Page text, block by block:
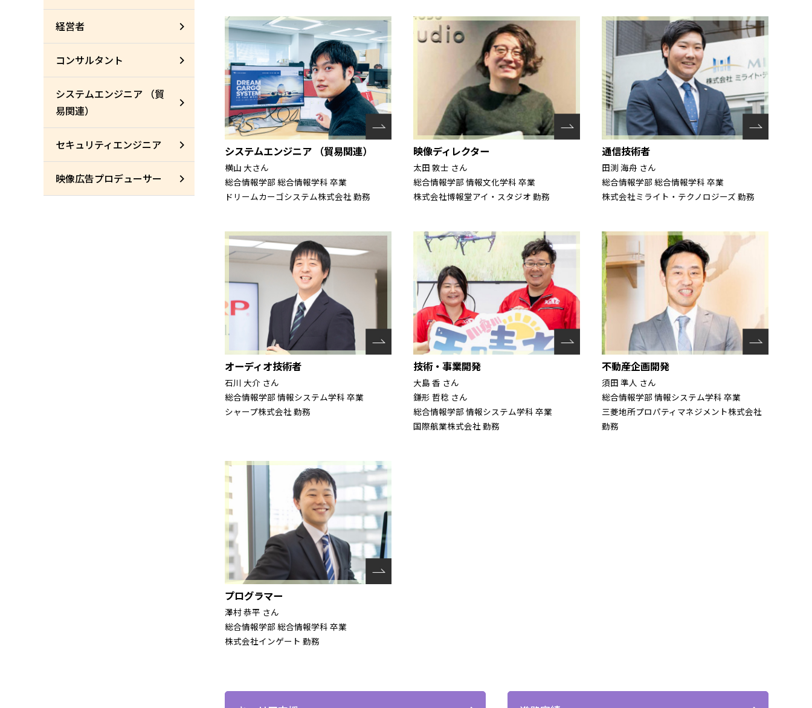
システムエンジニア （貿易関連）
横山 大さん
総合情報学部 総合情報学科 卒業
ドリームカーゴシステム株式会社 勤務
映像ディレクター
太田 敦士 さん
総合情報学部 情報文化学科 卒業
株式会社博報堂アイ・スタジオ 勤務
通信技術者
田渕 海舟 さん
総合情報学部 総合情報学科 卒業
株式会社ミライト・テクノロジーズ 勤務
オーディオ技術者
石川 大介 さん
総合情報学部 情報システム学科 卒業
シャープ株式会社 勤務
技術・事業開発
大島 香 さん
鎌形 哲稔 さん
総合情報学部 情報システム学科 卒業
国際航業株式会社 勤務
不動産企画開発
須田 準人 さん
総合情報学部 情報システム学科 卒業
三菱地所プロパティマネジメント株式会社
勤務
プログラマー
澤村 恭平 さん
総合情報学部 総合情報学科 卒業
株式会社インゲート 勤務
経営者
コンサルタント
システムエンジニア （貿
易関連）
セキュリティエンジニア
映像広告プロデューサー